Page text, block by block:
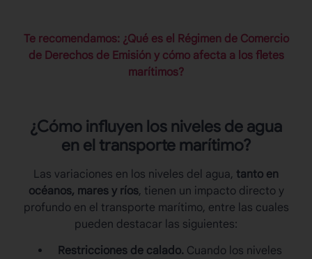
Te recomendamos: ¿Qué es el Régimen de Comercio
de Derechos de Emisión y cómo afecta a los fletes
marítimos?
¿Cómo influyen los niveles de agua
en el transporte marítimo?
Las variaciones en los niveles del agua, tanto en
océanos, mares y ríos, tienen un impacto directo y
profundo en el transporte marítimo, entre las cuales
pueden destacar las siguientes:
Restricciones de calado. Cuando los niveles